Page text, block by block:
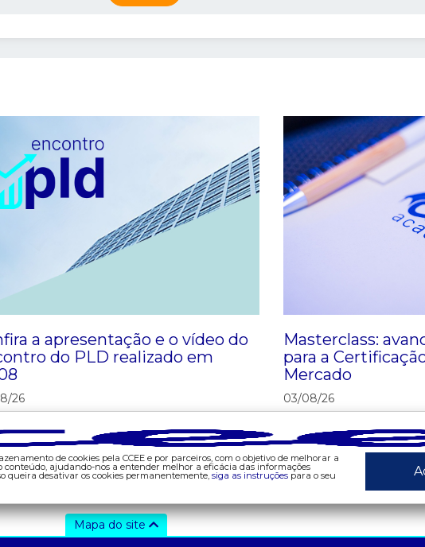
a apresentação e o vídeo do
do PLD realizado em
26
Masterclass:
para a
Mercado
03/08/26
Mapa do site
de cookies pela CCEE e por parceiros, com o objetivo de melhorar a
ajudando-nos a entender melhor a eficácia das informações
queira desativar os cookies permanentemente, siga as instruções para o seu